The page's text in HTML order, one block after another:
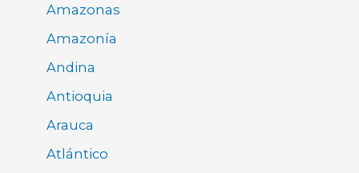
Amazonas
Amazonía
Andina
Antioquia
Arauca
Atlántico